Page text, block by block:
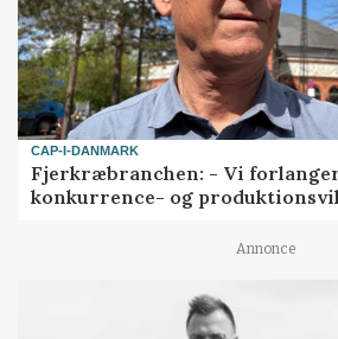
CAP-I-DANMARK
Fjerkræbranchen: - Vi
konkurrence- og
Annonce